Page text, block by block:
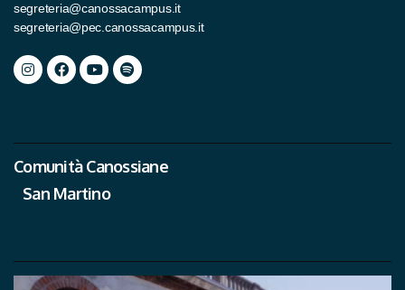
segreteria@canossacampus.it
segreteria@pec.canossacampus.it
Comunità Canossiane
San Martino